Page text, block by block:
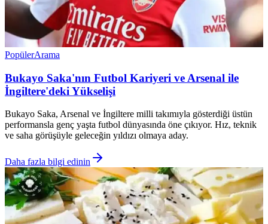
PopülerArama
Bukayo Saka'nın Futbol Kariyeri ve Arsenal ile
İngiltere'deki Yükselişi
Bukayo Saka, Arsenal ve İngiltere milli takımıyla gösterdiği üstün
performansla genç yaşta futbol dünyasında öne çıkıyor. Hız, teknik
ve saha görüşüyle geleceğin yıldızı olmaya aday.
Daha fazla bilgi edinin